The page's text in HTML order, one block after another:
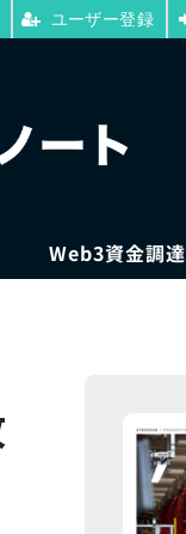
Web3資金調
ユーザー登録